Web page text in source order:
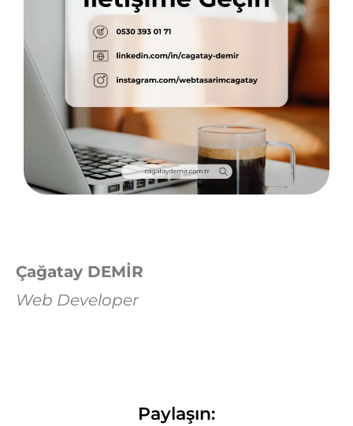
Çağatay DEMİR
Web Developer
Paylaşın: